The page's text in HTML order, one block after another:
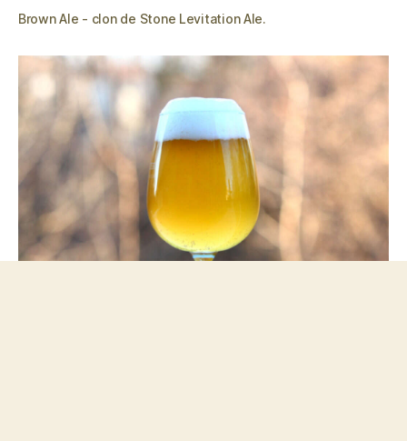
Brown Ale - clon de Stone Levitation Ale.